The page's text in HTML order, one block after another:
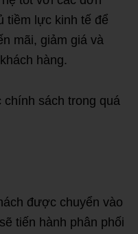
tiềm lực kinh tế để
mãi, giảm giá và
hàng.
chính sách trong quá
được chuyển vào
tiến hành phân phối